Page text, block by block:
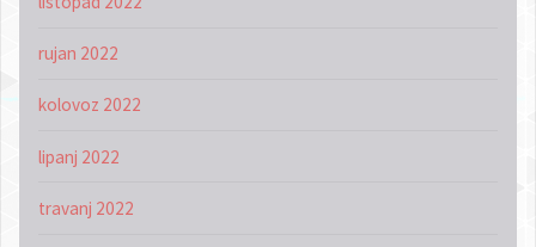
rujan 2022
kolovoz 2022
lipanj 2022
travanj 2022